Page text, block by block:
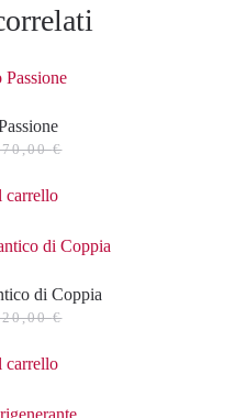
€
carrello
di Coppia
€
carrello